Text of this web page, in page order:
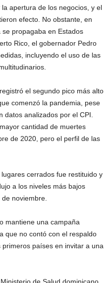
apertura de los negocios, y el
efecto. No obstante, en
propagaba en Estados
Rico, el gobernador Pedro
incluyendo el uso de las
el segundo pico más alto
comenzó la pandemia, pese
datos analizados por el CPI.
cantidad de muertes
de 2020, pero el perfil de las
cerrados fue restituido y
a los niveles más bajos
noviembre.
mantiene una campaña
que no contó con el respaldo
países en invitar a una